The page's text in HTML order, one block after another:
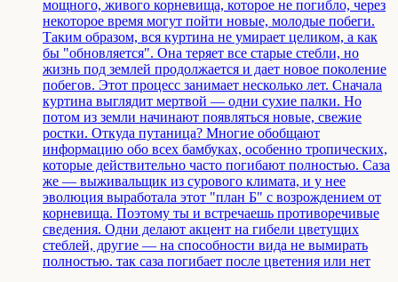
мощного, живого корневища, которое не погибло, через
некоторое время могут пойти новые, молодые побеги.
Таким образом, вся куртина не умирает целиком, а как
бы "обновляется". Она теряет все старые стебли, но
жизнь под землей продолжается и дает новое поколение
побегов. Этот процесс занимает несколько лет. Сначала
куртина выглядит мертвой — одни сухие палки. Но
потом из земли начинают появляться новые, свежие
ростки. Откуда путаница? Многие обобщают
информацию обо всех бамбуках, особенно тропических,
которые действительно часто погибают полностью. Саза
же — выживальщик из сурового климата, и у нее
эволюция выработала этот "план Б" с возрождением от
корневища. Поэтому ты и встречаешь противоречивые
сведения. Одни делают акцент на гибели цветущих
стеблей, другие — на способности вида не вымирать
полностью. так саза погибает после цветения или нет